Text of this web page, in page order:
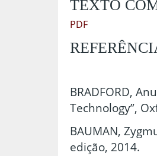
TEXTO
PDF
BRADFORD,
Technology”,
BAUMAN,
edição, 2014.